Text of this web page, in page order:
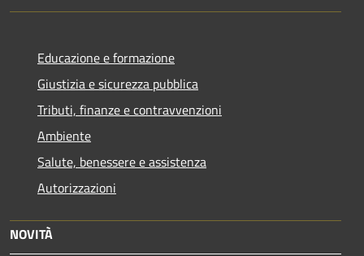
Educazione e formazione
Giustizia e sicurezza pubblica
Tributi, finanze e contravvenzioni
Ambiente
Salute, benessere e assistenza
Autorizzazioni
NOVITÀ